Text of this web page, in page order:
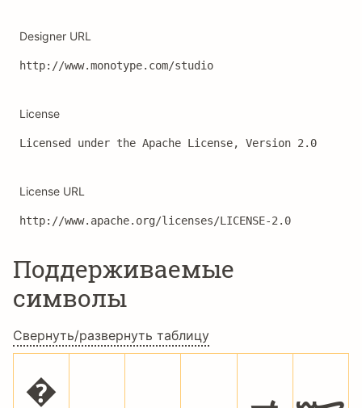
Designer URL
http://www.monotype.com/studio
License
Licensed under the Apache License, Version 2.0
License URL
http://www.apache.org/licenses/LICENSE-2.0
Поддерживаемые
символы
Свернуть/развернуть таблицу
� ؀ ؁